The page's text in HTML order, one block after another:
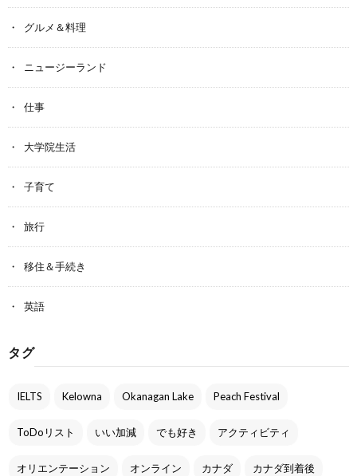
グルメ＆料理
ニュージーランド
仕事
大学院生活
子育て
旅行
移住＆手続き
英語
タグ
IELTS Kelowna Okanagan Lake Peach Festival
ToDoリスト いい加減 でも好き アクティビティ
オリエンテーション オンライン カナダ カナダ到着後